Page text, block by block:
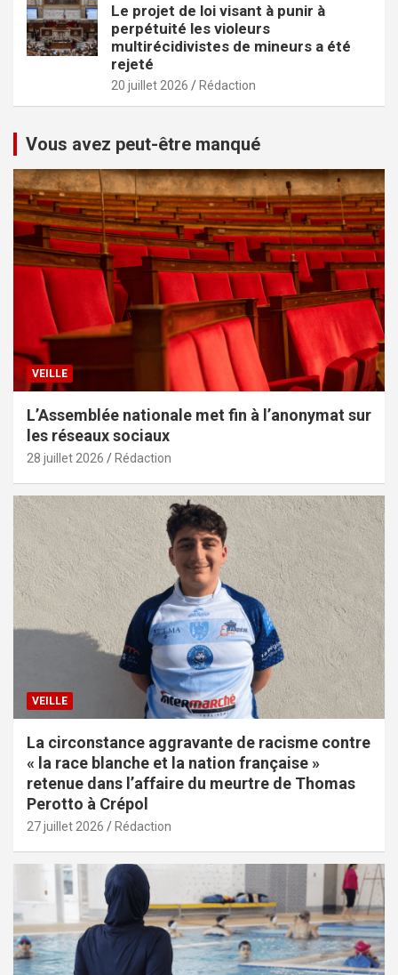
Le projet de loi visant à punir à
perpétuité les violeurs
multirécidivistes de mineurs a été
rejeté
20 juillet 2026 Rédaction
Vous avez peut-être manqué
VEILLE
L’Assemblée nationale met fin à l’anonymat sur
les réseaux sociaux
28 juillet 2026 Rédaction
VEILLE
La circonstance aggravante de racisme contre
« la race blanche et la nation française »
retenue dans l’affaire du meurtre de Thomas
Perotto à Crépol
27 juillet 2026 Rédaction